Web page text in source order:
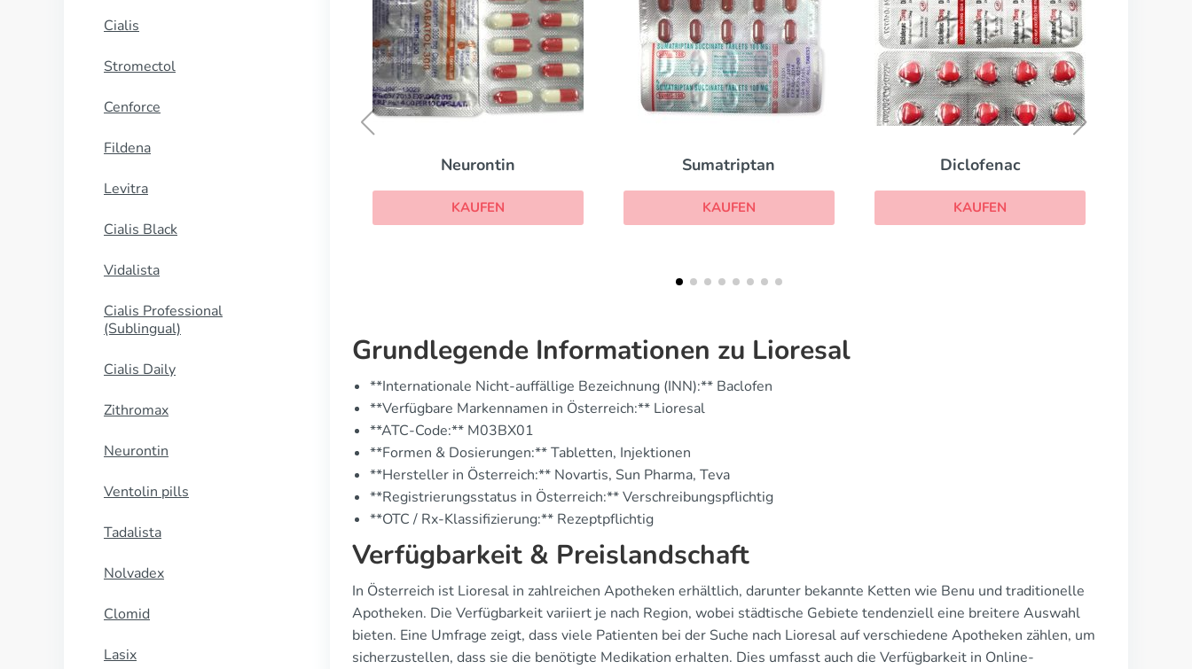
Cialis
Stromectol
Cenforce
Fildena
Levitra
Cialis Black
Vidalista
Cialis Professional
(Sublingual)
Cialis Daily
Zithromax
Neurontin
Ventolin pills
Tadalista
Nolvadex
Clomid
Lasix
Sumatriptan
KAUFEN
Diclofenac
KAUFEN
Pyridium
KAUFEN
Grundlegende Informationen zu Lioresal
**Internationale Nicht-auffällige Bezeichnung (INN):** Baclofen
**Verfügbare Markennamen in Österreich:** Lioresal
**ATC-Code:** M03BX01
**Formen & Dosierungen:** Tabletten, Injektionen
**Hersteller in Österreich:** Novartis, Sun Pharma, Teva
**Registrierungsstatus in Österreich:** Verschreibungspflichtig
**OTC / Rx-Klassifizierung:** Rezeptpflichtig
Verfügbarkeit & Preislandschaft
In Österreich ist Lioresal in zahlreichen Apotheken erhältlich, darunter bekannte Ketten wie Benu und traditionelle
Apotheken. Die Verfügbarkeit variiert je nach Region, wobei städtische Gebiete tendenziell eine breitere Auswahl
bieten. Eine Umfrage zeigt, dass viele Patienten bei der Suche nach Lioresal auf verschiedene Apotheken zählen, um
sicherzustellen, dass sie die benötigte Medikation erhalten. Dies umfasst auch die Verfügbarkeit in Online-